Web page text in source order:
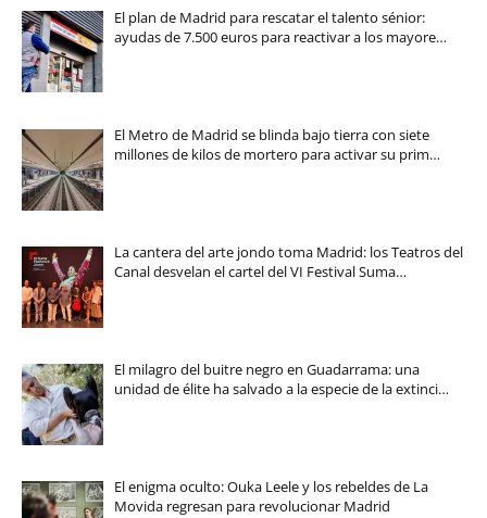
El plan de Madrid para rescatar el talento sénior:
ayudas de 7.500 euros para reactivar a los mayore…
El Metro de Madrid se blinda bajo tierra con siete
millones de kilos de mortero para activar su prim…
La cantera del arte jondo toma Madrid: los Teatros del
Canal desvelan el cartel del VI Festival Suma…
El milagro del buitre negro en Guadarrama: una
unidad de élite ha salvado a la especie de la extinci…
El enigma oculto: Ouka Leele y los rebeldes de La
Movida regresan para revolucionar Madrid